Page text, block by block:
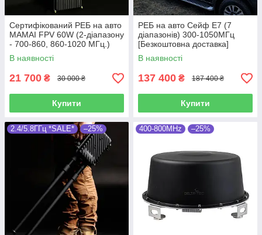
Сертифікований РЕБ на авто
MAMAI FPV 60W (2-діапазону
- 700-860, 860-1020 МГц.)
В наявності
21 700 ₴ 30 000 ₴
Купити
РЕБ на авто Сейф E7 (7
діапазонів) 300-1050МГц
[Безкоштовна доставка]
В наявності
137 400 ₴ 187 400 ₴
Купити
2.4/5.8ГГц *SALE* –25% 400-800MHz –25%